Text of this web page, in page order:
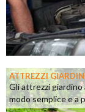
ATTREZZI
Gli attrezzi giardino
modo semplice e a